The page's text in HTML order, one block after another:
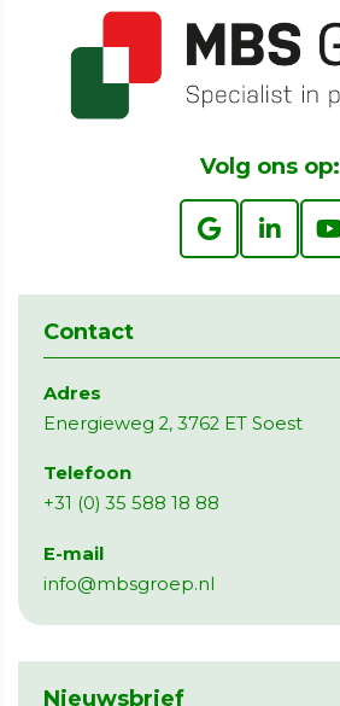
Volg ons op:
Contact
Adres
Energieweg 2, 3762 ET Soest
Telefoon
+31 (0) 35 588 18 88
E-mail
info@mbsgroep.nl
Nieuwsbrief